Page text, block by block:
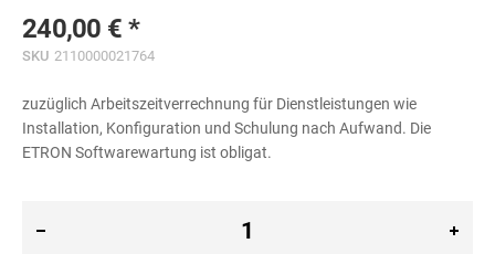
240,00 €
SKU 2110000021764
zuzüglich Arbeitszeitverrechnung für Dienstleistungen wie
Installation, Konfiguration und Schulung nach Aufwand. Die
ETRON Softwarewartung ist obligat.